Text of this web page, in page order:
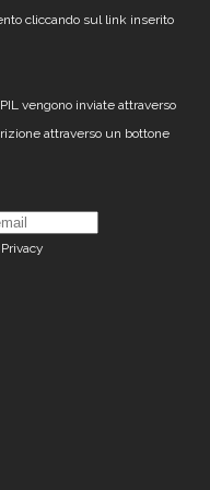
cliccando sul link inserito
vengono inviate attraverso
attraverso un bottone